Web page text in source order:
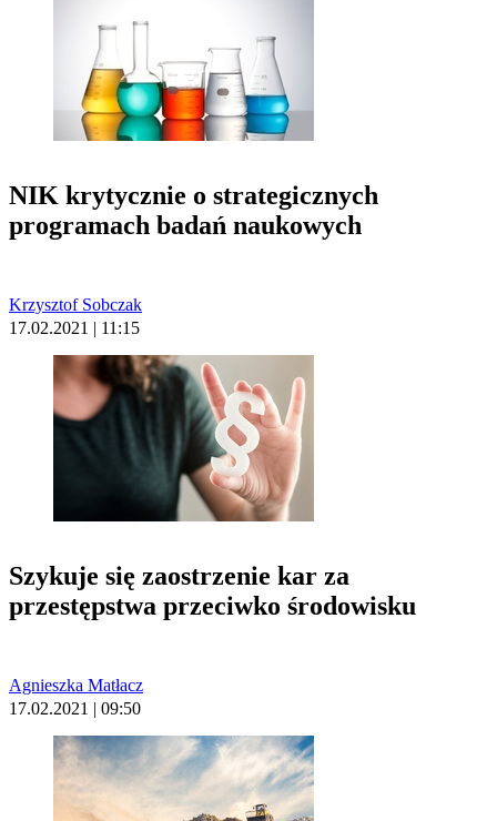
NIK krytycznie o strategicznych
programach badań naukowych
Krzysztof Sobczak
17.02.2021 | 11:15
Szykuje się zaostrzenie kar za
przestępstwa przeciwko środowisku
Agnieszka Matłacz
17.02.2021 | 09:50